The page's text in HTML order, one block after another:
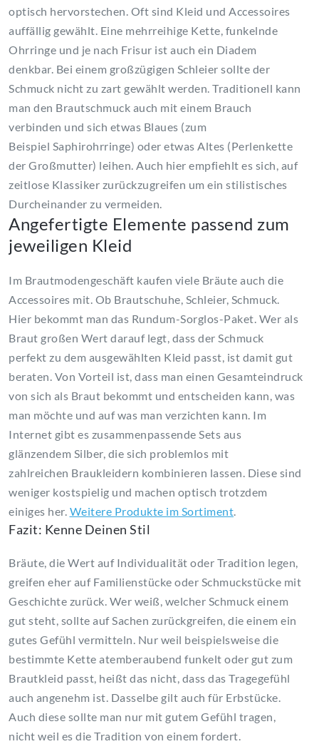
optisch hervorstechen. Oft sind Kleid und Accessoires
auffällig gewählt. Eine mehrreihige Kette, funkelnde
Ohrringe und je nach Frisur ist auch ein Diadem
denkbar. Bei einem großzügigen Schleier sollte der
Schmuck nicht zu zart gewählt werden. Traditionell kann
man den Brautschmuck auch mit einem Brauch
verbinden und sich etwas Blaues (zum
Beispiel Saphirohrringe) oder etwas Altes (Perlenkette
der Großmutter) leihen. Auch hier empfiehlt es sich, auf
zeitlose Klassiker zurückzugreifen um ein stilistisches
Durcheinander zu vermeiden.
Angefertigte Elemente passend zum
jeweiligen Kleid
Im Brautmodengeschäft kaufen viele Bräute auch die
Accessoires mit. Ob Brautschuhe, Schleier, Schmuck.
Hier bekommt man das Rundum-Sorglos-Paket. Wer als
Braut großen Wert darauf legt, dass der Schmuck
perfekt zu dem ausgewählten Kleid passt, ist damit gut
beraten. Von Vorteil ist, dass man einen Gesamteindruck
von sich als Braut bekommt und entscheiden kann, was
man möchte und auf was man verzichten kann. Im
Internet gibt es zusammenpassende Sets aus
glänzendem Silber, die sich problemlos mit
zahlreichen Braukleidern kombinieren lassen. Diese sind
weniger kostspielig und machen optisch trotzdem
einiges her. Weitere Produkte im Sortiment.
Fazit: Kenne Deinen Stil
Bräute, die Wert auf Individualität oder Tradition legen,
greifen eher auf Familienstücke oder Schmuckstücke mit
Geschichte zurück. Wer weiß, welcher Schmuck einem
gut steht, sollte auf Sachen zurückgreifen, die einem ein
gutes Gefühl vermitteln. Nur weil beispielsweise die
bestimmte Kette atemberaubend funkelt oder gut zum
Brautkleid passt, heißt das nicht, dass das Tragegefühl
auch angenehm ist. Dasselbe gilt auch für Erbstücke.
Auch diese sollte man nur mit gutem Gefühl tragen,
nicht weil es die Tradition von einem fordert.